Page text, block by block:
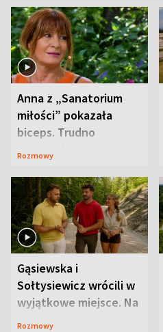
Anna z „Sanatorium
miłości” pokazała
biceps. Trudno
uwierzyć, co przeszła
Rozmowy
Gąsiewska i
Sołtysiewicz wrócili w
wyjątkowe miejsce. Na
szlaku czekał
Rozmowy